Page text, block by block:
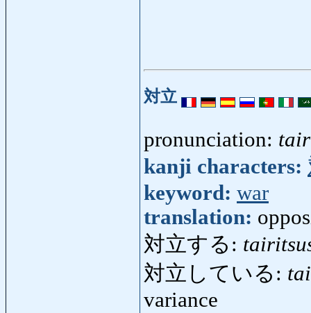
対立
pronunciation:
kanji characters:
keyword: war
translation:
対立する:
対立している:
variance